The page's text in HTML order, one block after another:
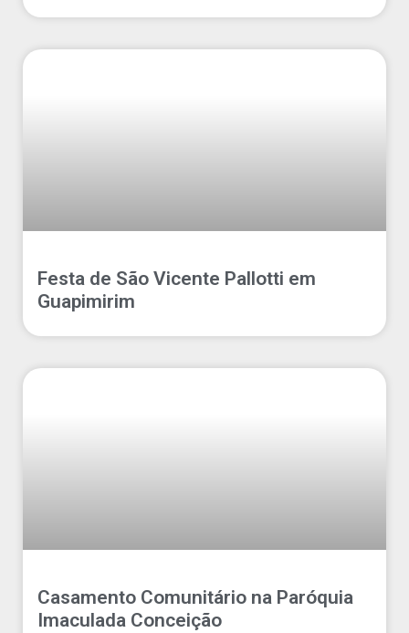
Festa de São Vicente Pallotti em
Guapimirim
Casamento Comunitário na Paróquia
Imaculada Conceição